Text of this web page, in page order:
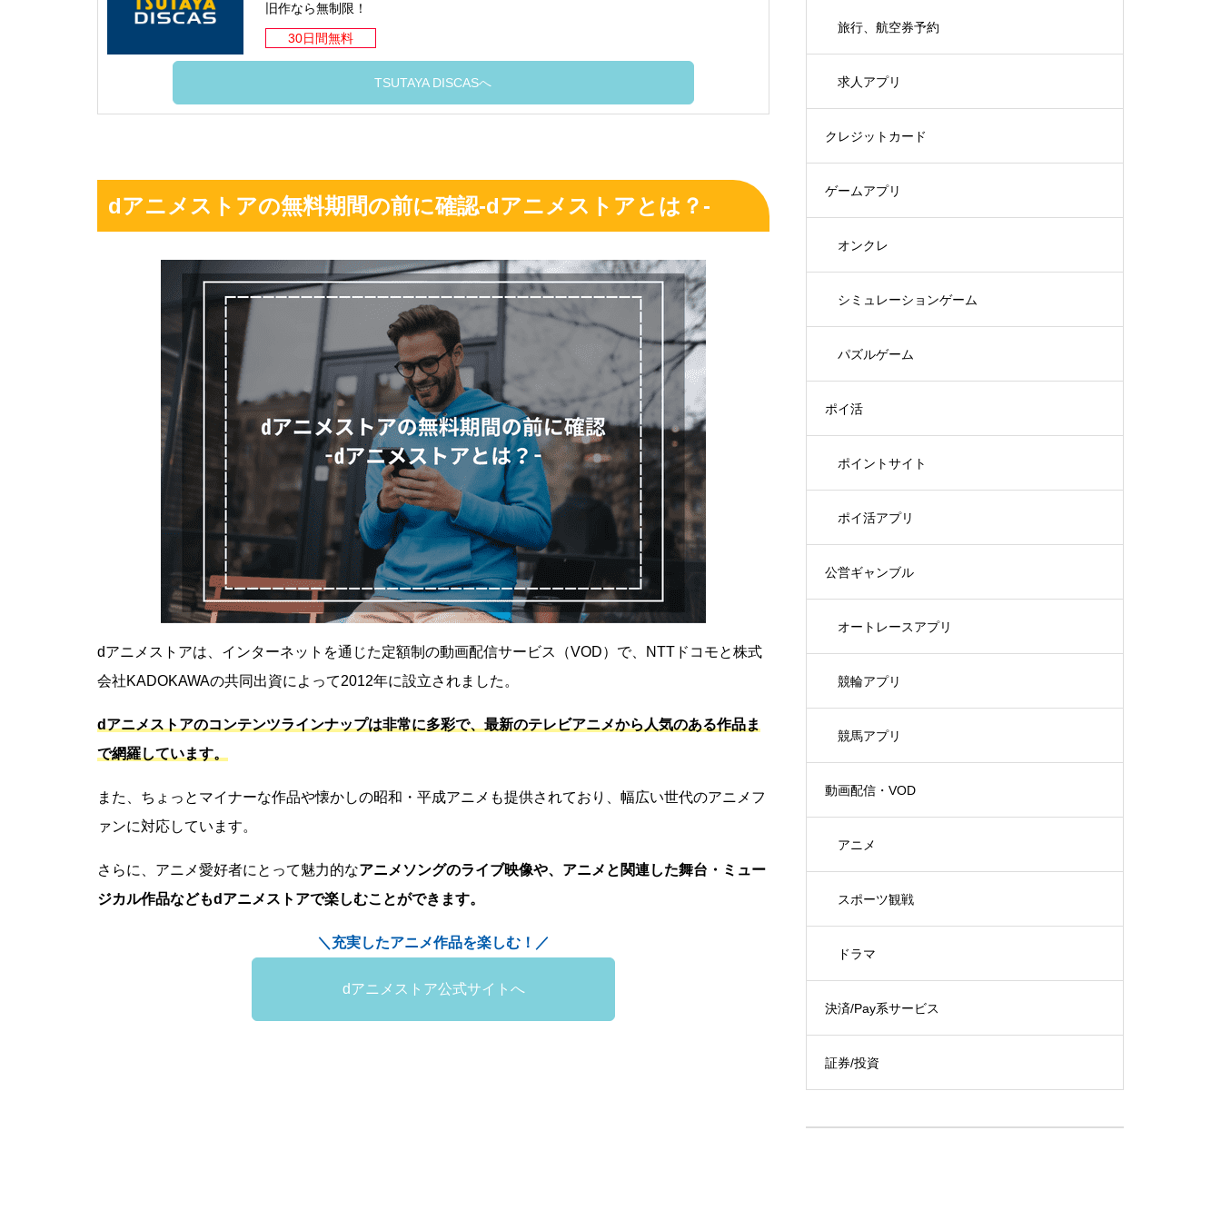
旧作なら無制限！
30日間無料
TSUTAYA DISCASへ
dアニメストアの無料期間の前に確認-dアニメストアとは？-
dアニメストアは、インターネットを通じた定額制の動画配信サービス（VOD）で、NTTドコモと株式
会社KADOKAWAの共同出資によって2012年に設立されました。
dアニメストアのコンテンツラインナップは非常に多彩で、最新のテレビアニメから人気のある作品ま
で網羅しています。
また、ちょっとマイナーな作品や懐かしの昭和・平成アニメも提供されており、幅広い世代のアニメフ
ァンに対応しています。
さらに、アニメ愛好者にとって魅力的なアニメソングのライブ映像や、アニメと関連した舞台・ミュー
ジカル作品などもdアニメストアで楽しむことができます。
＼充実したアニメ作品を楽しむ！／
dアニメストア公式サイトへ
旅行、航空券予約
求人アプリ
クレジットカード
ゲームアプリ
オンクレ
シミュレーションゲーム
パズルゲーム
ポイ活
ポイントサイト
ポイ活アプリ
公営ギャンブル
オートレースアプリ
競輪アプリ
競馬アプリ
動画配信・VOD
アニメ
スポーツ観戦
ドラマ
決済/Pay系サービス
証券/投資